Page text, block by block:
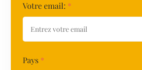
Votre email: *
Pays *